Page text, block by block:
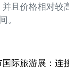
且价格相对较
。
际旅游展：连